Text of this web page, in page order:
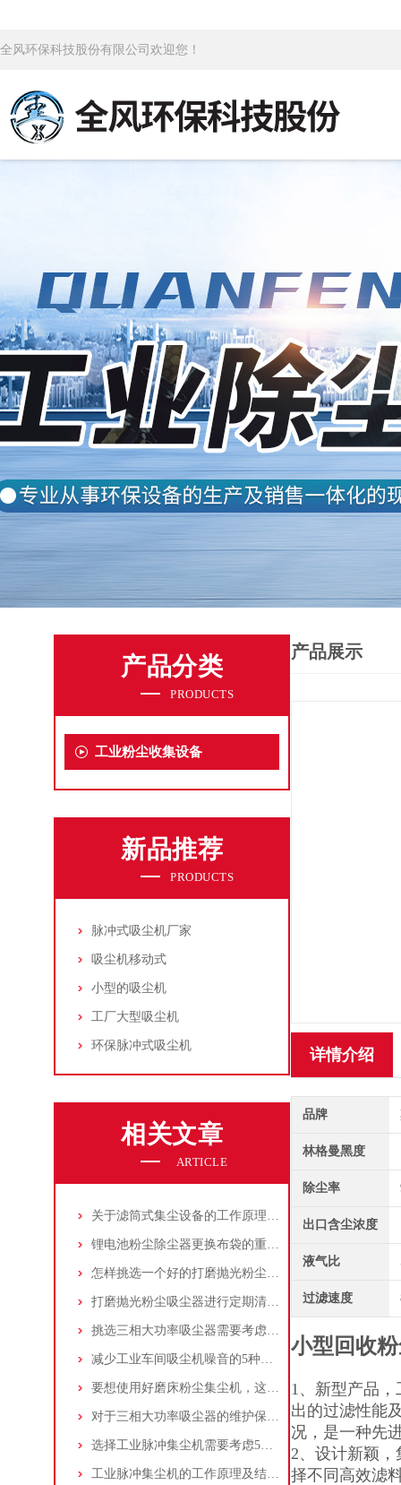
全风环保科技股份有限公司欢迎您！
产品分类
PRODUCTS
工业粉尘收集设备
新品推荐
PRODUCTS
脉冲式吸尘机厂家
吸尘机移动式
小型的吸尘机
工厂大型吸尘机
环保脉冲式吸尘机
相关文章
ARTICLE
关于滤筒式集尘设备的工作原理及特点说明
锂电池粉尘除尘器更换布袋的重要性与方法
怎样挑选一个好的打磨抛光粉尘吸尘器
打磨抛光粉尘吸尘器进行定期清理的重要性
挑选三相大功率吸尘器需要考虑哪些问题？
减少工业车间吸尘机噪音的5种方法
要想使用好磨床粉尘集尘机，这些条件可不能少
对于三相大功率吸尘器的维护保养，你了解多少
选择工业脉冲集尘机需要考虑5大因素,你都了解吗?
工业脉冲集尘机的工作原理及结构特点说明
产品展示
详情介绍
品牌
林格曼黑度
除尘率
出口含尘浓度
液气比
过滤速度
小型回收
1、新型产品
出的过滤性能
况，是一种先
2、设计新颖
择不同高效滤